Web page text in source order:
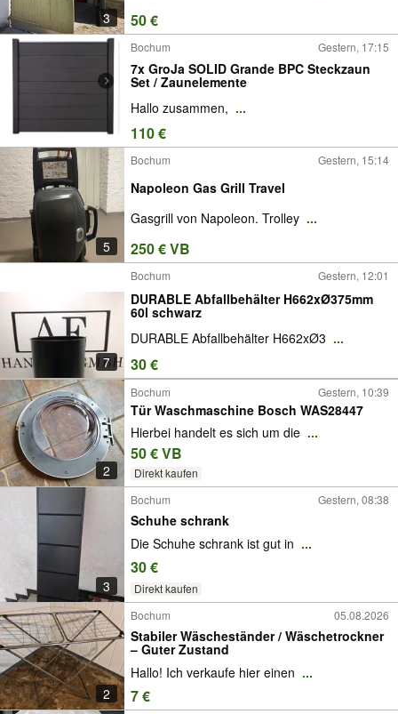
3 50 €
Bochum Gestern, 17:15
7x GroJa SOLID Grande BPC Steckzaun
Set / Zaunelemente
Hallo zusammen, ...
110 €
5
Bochum Gestern, 15:14
Napoleon Gas Grill Travel
Gasgrill von Napoleon. Trolley ...
250 € VB
7
Bochum Gestern, 12:01
DURABLE Abfallbehälter H662xØ375mm
60l schwarz
DURABLE Abfallbehälter H662xØ3 ...
30 €
2
Bochum Gestern, 10:39
Tür Waschmaschine Bosch WAS28447
Hierbei handelt es sich um die ...
50 € VB
Direkt kaufen
3
Bochum Gestern, 08:38
Schuhe schrank
Die Schuhe schrank ist gut in ...
30 €
Direkt kaufen
2
Bochum 05.08.2026
Stabiler Wäscheständer / Wäschetrockner
– Guter Zustand
Hallo! Ich verkaufe hier einen ...
7 €